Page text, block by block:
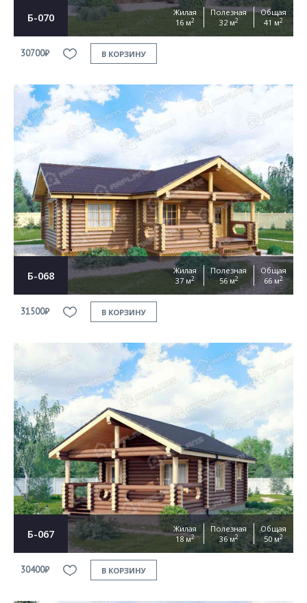
Б-070
Жилая
16 м2
Полезная
32 м2
Общая
41 м2
30700₽ В КОРЗИНУ
Б-068
Жилая
37 м2
Полезная
56 м2
Общая
66 м2
31500₽ В КОРЗИНУ
Б-067
Жилая
18 м2
Полезная
36 м2
Общая
50 м2
30400₽ В КОРЗИНУ